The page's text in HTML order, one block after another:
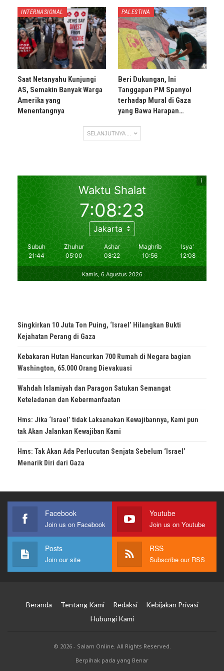
INTERNASIONAL
Saat Netanyahu Kunjungi
AS, Semakin Banyak Warga
Amerika yang
Menentangnya
PALESTINA
Beri Dukungan, Ini
Tanggapan PM Spanyol
terhadap Mural di Gaza
yang Bawa Harapan…
SELANJUTNYA ...
Singkirkan 10 Juta Ton Puing, ‘Israel’ Hilangkan Bukti
Kejahatan Perang di Gaza
Kebakaran Hutan Hancurkan 700 Rumah di Negara bagian
Washington, 65.000 Orang Dievakuasi
Wahdah Islamiyah dan Paragon Satukan Semangat
Keteladanan dan Kebermanfaatan
Hms: Jika ‘Israel’ tidak Laksanakan Kewajibannya, Kami pun
tak Akan Jalankan Kewajiban Kami
Hms: Tak Akan Ada Perlucutan Senjata Sebelum ‘Israel’
Menarik Diri dari Gaza
Facebook
Join us on Facebook
Youtube
Join us on Youtube
Posts
Join our site
RSS
Subscribe our RSS
Beranda Tentang Kami Redaksi
Kebijakan Privasi
Hubungi Kami
© 2026 - Salam Online. All Rights Reserved.
Berpihak pada yang Benar